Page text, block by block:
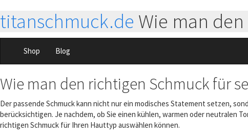
titanschmuck.de Wie man
Shop Blog
Wie man den richtigen Schmuck für
Der passende Schmuck kann nicht nur ein modisches Statement setzen,
berücksichtigen. Je nachdem, ob Sie einen kühlen, warmen oder neutralen
richtigen Schmuck für Ihren Hauttyp auswählen können.